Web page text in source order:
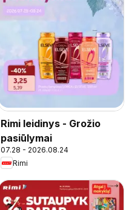
Rimi leidinys - Grožio
pasiūlymai
07.28 - 2026.08.24
Rimi